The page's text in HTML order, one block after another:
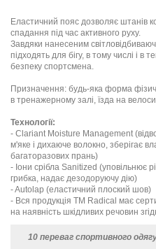
Еластичний пояс дозволяє штанів
спадання під час активного руху.
Завдяки нанесеним
підходять для бігу, в тому числі і в
безпеку спортсмена.
Призначення: будь-яка форма
в тренажерному залі, їзда на
Технології:
- Clariant Moisture Management
м'яке і дихаюче волокно, зберігає
багаторазових прань)
- Іони срібла Sanitized (уповільнює
грибка, надає дезодоруючу дію)
- Autolap (еластичний плоский шов)
- Вся продукція ТМ Radical має
на наявність шкідливих речовин
10 переваг спортивного